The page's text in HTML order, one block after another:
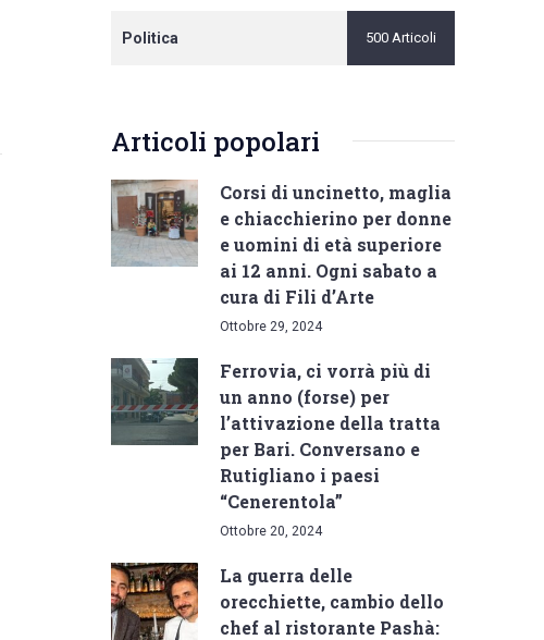
Politica 500 Articoli
Articoli popolari
Corsi di uncinetto, maglia
e chiacchierino per donne
e uomini di età superiore
ai 12 anni. Ogni sabato a
cura di Fili d’Arte
Ottobre 29, 2024
Ferrovia, ci vorrà più di
un anno (forse) per
l’attivazione della tratta
per Bari. Conversano e
Rutigliano i paesi
“Cenerentola”
Ottobre 20, 2024
La guerra delle
orecchiette, cambio dello
chef al ristorante Pashà: